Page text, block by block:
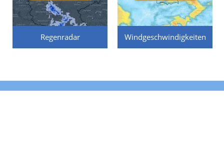
Regenradar Windgeschwindigkeiten